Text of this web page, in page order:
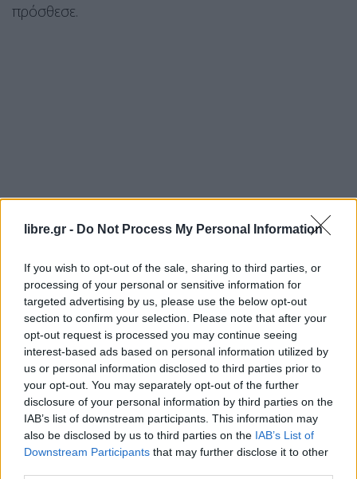
libre.gr - Do Not Process My Personal Information
If you wish to opt-out of the sale, sharing to third parties, or
processing of your personal or sensitive information for
targeted advertising by us, please use the below opt-out
section to confirm your selection. Please note that after your
opt-out request is processed you may continue seeing
interest-based ads based on personal information utilized by
us or personal information disclosed to third parties prior to
your opt-out. You may separately opt-out of the further
disclosure of your personal information by third parties on the
IAB’s list of downstream participants. This information may
also be disclosed by us to third parties on the IAB’s List of
Downstream Participants that may further disclose it to other
πρόσθεσε.
Αναλυτικά η ανάρτησή του:
Είναι αυτονόητη υποχρέωσή μας να μην
ταλαιπωρούμε τους συγγενείς των θυμάτων της
τραγωδίας των Τεμπών. Και το ελάχιστο που
μπορούμε να κάνουμε είναι να μην προσθέτουμε
επιπλέον δικαστικές περιπέτειες σε ανθρώπους